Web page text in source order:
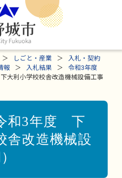
しごと・産業
入札・契約
報
入札結果
令和3年度
大利小学校校舎改造機械設備工事
和3年度 下
舎改造機械設